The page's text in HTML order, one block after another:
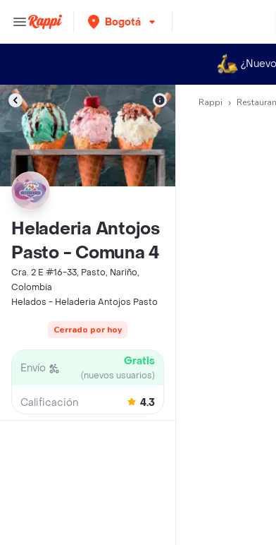
Bogotá
Heladeria Antojos
Pasto - Comuna 4
Cra. 2 E #16-33, Pasto, Nariño,
Colombia
Helados - Heladeria Antojos Pasto
Cerrado por hoy
Envío Gratis
(nuevos usuarios)
Calificación 4.3
Rappi